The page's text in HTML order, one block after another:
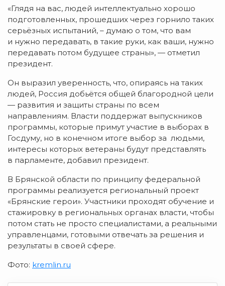
«Глядя на вас, людей интеллектуально хорошо
подготовленных, прошедших через горнило таких
серьёзных испытаний, – думаю о том, что вам
и нужно передавать, в такие руки, как ваши, нужно
передавать потом будущее страны», — отметил
президент.
Он выразил уверенность, что, опираясь на таких
людей, Россия добьётся общей благородной цели
— развития и защиты страны по всем
направлениям. Власти поддержат выпускников
программы, которые примут участие в выборах в
Госдуму, но в конечном итоге выбор за людьми,
интересы которых ветераны будут представлять
в парламенте, добавил президент.
В Брянской области по принципу федеральной
программы реализуется региональный проект
«Брянские герои». Участники проходят обучение и
стажировку в региональных органах власти, чтобы
потом стать не просто специалистами, а реальными
управленцами, готовыми отвечать за решения и
результаты в своей сфере.
Фото: kremlin.ru